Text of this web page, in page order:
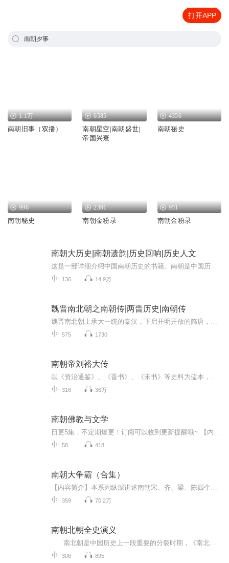
打开APP
南朝夕事
1.1万
南朝旧事（双播）
6585
南朝星空|南朝盛世|
帝国兴衰
4356
南朝秘史
996
南朝秘史
2391
南朝金粉录
951
南朝金粉录
南朝大历史|南朝遗韵|历史回响|历史人文
136 14.9万
魏晋南北朝之南朝传|两晋历史|南朝传
575 1730
南朝帝刘裕大传
316 36万
南朝佛教与文学
58 418
南朝大争霸（合集）
359 70.2万
南朝北朝全史演义
306 895